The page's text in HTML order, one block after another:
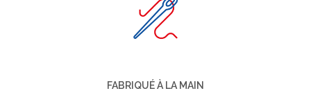
FABRIQUÉ À LA MAIN